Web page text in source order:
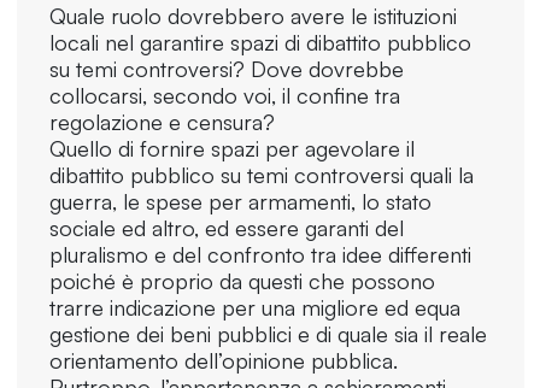
Quale ruolo dovrebbero avere le istituzioni
locali nel garantire spazi di dibattito pubblico
su temi controversi? Dove dovrebbe
collocarsi, secondo voi, il confine tra
regolazione e censura?
Quello di fornire spazi per agevolare il
dibattito pubblico su temi controversi quali la
guerra, le spese per armamenti, lo stato
sociale ed altro, ed essere garanti del
pluralismo e del confronto tra idee differenti
poiché è proprio da questi che possono
trarre indicazione per una migliore ed equa
gestione dei beni pubblici e di quale sia il reale
orientamento dell’opinione pubblica.